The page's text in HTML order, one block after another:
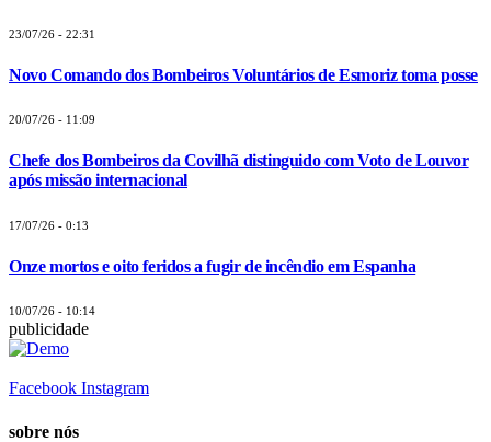
23/07/26 - 22:31
Novo Comando dos Bombeiros Voluntários de Esmoriz toma posse
20/07/26 - 11:09
Chefe dos Bombeiros da Covilhã distinguido com Voto de Louvor
após missão internacional
17/07/26 - 0:13
Onze mortos e oito feridos a fugir de incêndio em Espanha
10/07/26 - 10:14
publicidade
Facebook Instagram
sobre nós